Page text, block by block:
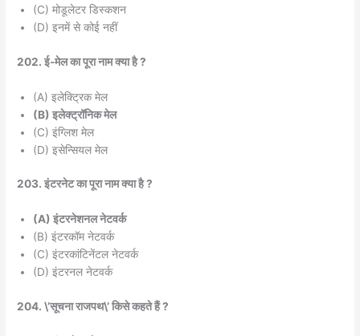
(C) मोडूलेटर डिस्कशन
(D) इनमें से कोई नहीं
202. ई-मेल का पूरा नाम क्या है ?
(A) इलेक्ट्रिक मेल
(B) इलेक्ट्रॉनिक मेल
(C) इंग्लिश मेल
(D) इसेन्सियल मेल
203. इंटरनेट का पूरा नाम क्या है ?
(A) इंटरनेशनल नेटवर्क
(B) इंटरकॉम नेटवर्क
(C) इंटरकांटिनेंटल नेटवर्क
(D) इंटरनल नेटवर्क
204. \’सूचना राजपथ\’ किसे कहते हैं ?